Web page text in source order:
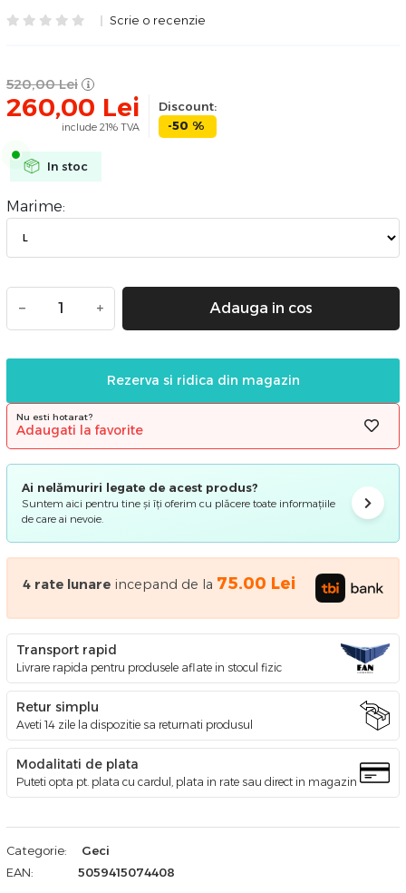
Scrie o recenzie
520,00 Lei
260,00 Lei
include 21% TVA
Discount:
-50 %
In stoc
Marime:
− + Adauga in cos
Rezerva si ridica din magazin
Nu esti hotarat?
Adaugati la favorite
Ai nelămuriri legate de acest produs?
Suntem aici pentru tine și îți oferim cu plăcere toate informațiile
de care ai nevoie.
4 rate lunare incepand de la 75.00 Lei
Transport rapid
Livrare rapida pentru produsele aflate in stocul fizic
Retur simplu
Aveti 14 zile la dispozitie sa returnati produsul
Modalitati de plata
Puteti opta pt. plata cu cardul, plata in rate sau direct in magazin
Categorie:
Geci
EAN:
5059415074408